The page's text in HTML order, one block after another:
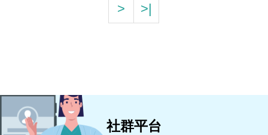
>
>|
社群平台